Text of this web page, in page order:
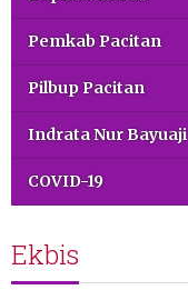
Pemkab Pacitan
Pilbup Pacitan
Indrata Nur Bayuaji
COVID-19
Ekbis